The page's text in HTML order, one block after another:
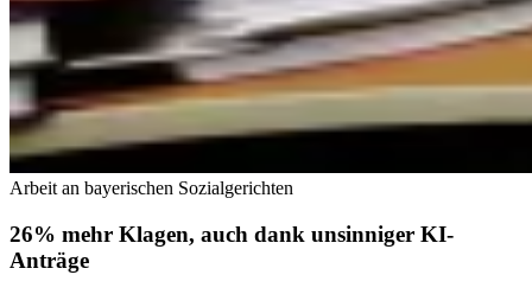
Arbeit an bayerischen Sozialgerichten
26% mehr Klagen, auch dank unsinniger KI-
Anträge